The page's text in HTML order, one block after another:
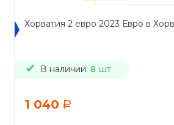
Хорватия 2 евро 2023 Евро в
В наличии: 8 шт
1 040 a